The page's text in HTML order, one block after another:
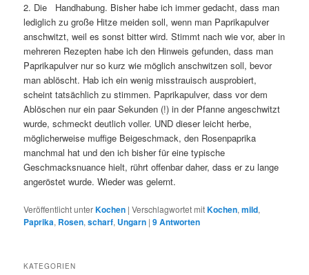
2. Die Handhabung. Bisher habe ich immer gedacht, dass man
lediglich zu große Hitze meiden soll, wenn man Paprikapulver
anschwitzt, weil es sonst bitter wird. Stimmt nach wie vor, aber in
mehreren Rezepten habe ich den Hinweis gefunden, dass man
Paprikapulver nur so kurz wie möglich anschwitzen soll, bevor
man ablöscht. Hab ich ein wenig misstrauisch ausprobiert,
scheint tatsächlich zu stimmen. Paprikapulver, dass vor dem
Ablöschen nur ein paar Sekunden (!) in der Pfanne angeschwitzt
wurde, schmeckt deutlich voller. UND dieser leicht herbe,
möglicherweise muffige Beigeschmack, den Rosenpaprika
manchmal hat und den ich bisher für eine typische
Geschmacksnuance hielt, rührt offenbar daher, dass er zu lange
angeröstet wurde. Wieder was gelernt.
Veröffentlicht unterKochen |Verschlagwortet mitKochen,mild,
Paprika, Rosen,scharf, Ungarn |9Antworten
KATEGORIEN